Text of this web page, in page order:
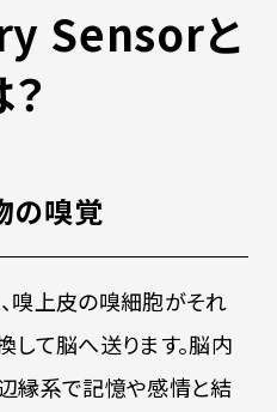
Sensorと
の嗅覚
嗅上皮の嗅細胞がそれ
して脳へ送ります。脳内
縁系で記憶や感情と結